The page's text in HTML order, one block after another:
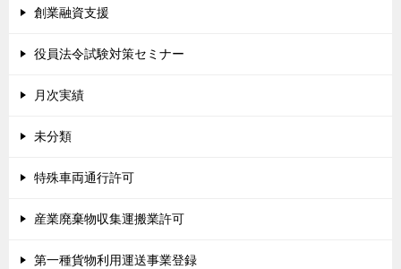
創業融資支援
役員法令試験対策セミナー
月次実績
未分類
特殊車両通行許可
産業廃棄物収集運搬業許可
第一種貨物利用運送事業登録